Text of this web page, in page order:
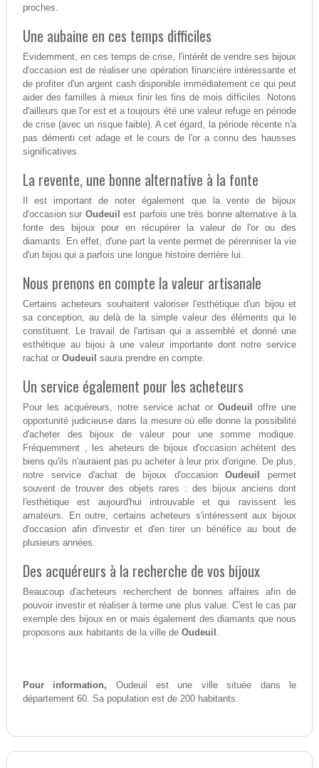
proches.
Une aubaine en ces temps difficiles
Evidemment, en ces temps de crise, l'intérêt de vendre ses bijoux
d'occasion est de réaliser une opération financière intéressante et
de profiter d'un argent cash disponible immédiatement ce qui peut
aider des familles à mieux finir les fins de mois difficiles. Notons
d'ailleurs que l'or est et a toujours été une valeur refuge en période
de crise (avec un risque faible). A cet égard, la période récente n'a
pas démenti cet adage et le cours de l'or a connu des hausses
significatives.
La revente, une bonne alternative à la fonte
Il est important de noter également que la vente de bijoux
d'occasion sur Oudeuil est parfois une très bonne alternative à la
fonte des bijoux pour en récupérer la valeur de l'or ou des
diamants. En effet, d'une part la vente permet de pérenniser la vie
d'un bijou qui a parfois une longue histoire derrière lui.
Nous prenons en compte la valeur artisanale
Certains acheteurs souhaitent valoriser l'esthétique d'un bijou et
sa conception, au delà de la simple valeur des éléments qui le
constituent. Le travail de l'artisan qui a assemblé et donné une
esthétique au bijou à une valeur importante dont notre service
rachat or Oudeuil saura prendre en compte.
Un service également pour les acheteurs
Pour les acquéreurs, notre service achat orOudeuil offre une
opportunité judicieuse dans la mesure où elle donne la possibilité
d'acheter des bijoux de valeur pour une somme modique.
Fréquemment , les aheteurs de bijoux d'occasion achètent des
biens qu'ils n'auraient pas pu acheter à leur prix d'origine. De plus,
notre service d'achat de bijoux d'occasionOudeuil permet
souvent de trouver des objets rares : des bijoux anciens dont
l'esthétique est aujourd'hui introuvable et qui ravissent les
amateurs. En outre, certains acheteurs s'intéressent aux bijoux
d'occasion afin d'investir et d'en tirer un bénéfice au bout de
plusieurs années.
Des acquéreurs à la recherche de vos bijoux
Beaucoup d'acheteurs recherchent de bonnes affaires afin de
pouvoir investir et réaliser à terme une plus value. C'est le cas par
exemple des bijoux en or mais également des diamants que nous
proposons aux habitants de la ville de Oudeuil
Pour information, Oudeuil est une ville située dans le
département 60. Sa population est de 200 habitants.